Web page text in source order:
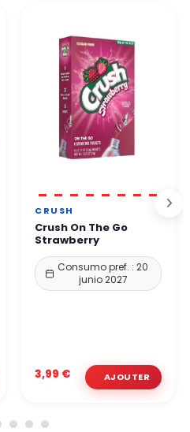
CRUSH
Crush On The Go
Strawberry
Consumo pref. : 20
junio 2027
3,99 €